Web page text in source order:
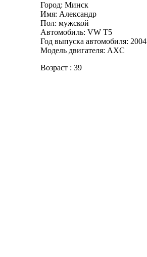
Город: Минск
Имя: Александр
Пол: мужской
Автомобиль: VW T5
Год выпуска автомобиля: 2004
Модель двигателя: AXC
Возраст : 39